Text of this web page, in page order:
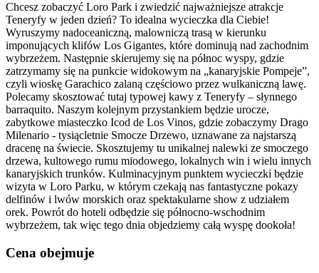
Chcesz zobaczyć Loro Park i zwiedzić najważniejsze atrakcje
Teneryfy w jeden dzień? To idealna wycieczka dla Ciebie!
Wyruszymy nadoceaniczną, malowniczą trasą w kierunku
imponujących klifów Los Gigantes, które dominują nad zachodnim
wybrzeżem. Następnie skierujemy się na północ wyspy, gdzie
zatrzymamy się na punkcie widokowym na „kanaryjskie Pompeje”,
czyli wioskę Garachico zalaną częściowo przez wulkaniczną lawę.
Polecamy skosztować tutaj typowej kawy z Teneryfy – słynnego
barraquito. Naszym kolejnym przystankiem będzie urocze,
zabytkowe miasteczko Icod de Los Vinos, gdzie zobaczymy Drago
Milenario - tysiącletnie Smocze Drzewo, uznawane za najstarszą
dracenę na świecie. Skosztujemy tu unikalnej nalewki ze smoczego
drzewa, kultowego rumu miodowego, lokalnych win i wielu innych
kanaryjskich trunków. Kulminacyjnym punktem wycieczki będzie
wizyta w Loro Parku, w którym czekają nas fantastyczne pokazy
delfinów i lwów morskich oraz spektakularne show z udziałem
orek. Powrót do hoteli odbędzie się północno-wschodnim
wybrzeżem, tak więc tego dnia objedziemy całą wyspę dookoła!
Cena obejmuje